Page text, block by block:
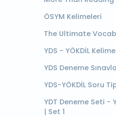
ÖSYM Kelimeleri
The Ultimate
YDS - YÖKDİL
YDS Deneme
YDS-YÖKDİL Soru
YDT Deneme Seti -
| Set 1